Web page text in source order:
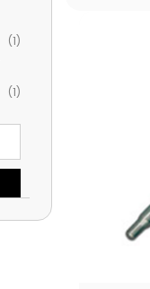
(1)
(1)